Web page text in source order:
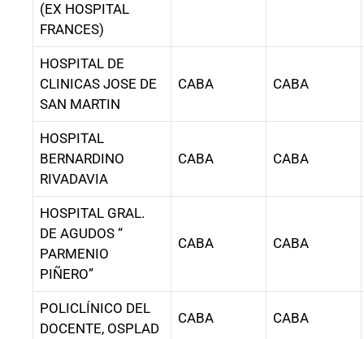
(EX HOSPITAL
FRANCES)
HOSPITAL DE
CLINICAS JOSE DE
SAN MARTIN
CABA CABA
HOSPITAL
BERNARDINO
RIVADAVIA
CABA CABA
HOSPITAL GRAL.
DE AGUDOS “
PARMENIO
PIÑERO”
CABA CABA
POLICLÍNICO DEL
DOCENTE, OSPLAD
CABA CABA